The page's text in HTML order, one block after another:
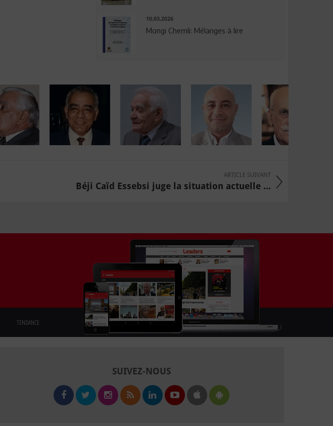
10.03.2026
Mongi Chemli: Mélanges à lire
ARTICLE SUIVANT
Béji Caïd Essebsi juge la situation actuelle ...
TENDANCE
SUIVEZ-NOUS